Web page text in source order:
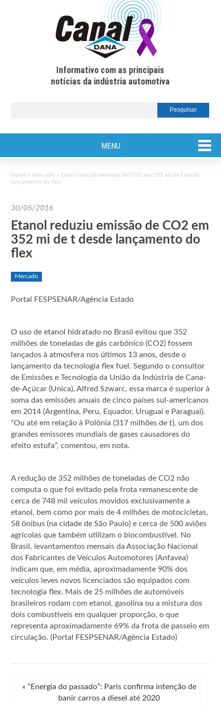
Informativo com as principais
notícias da indústria automotiva
MENU
Home » Mercado » Etanol reduziu emissão de CO2 em 352 mi de t desde
lançamento do flex
30/05/2016
Etanol reduziu emissão de CO2 em
352 mi de t desde lançamento do
flex
Mercado
Portal FESPSENAR/Agência Estado
O uso de etanol hidratado no Brasil evitou que 352
milhões de toneladas de gás carbônico (CO2) fossem
lançados à atmosfera nos últimos 13 anos, desde o
lançamento da tecnologia flex fuel. Segundo o consultor
de Emissões e Tecnologia da União da Indústria de Cana-
de-Açúcar (Unica), Alfred Szwarc, essa marca é superior à
soma das emissões anuais de cinco países sul-americanos
em 2014 (Argentina, Peru, Equador, Uruguai e Paraguai).
“Ou até em relação à Polônia (317 milhões de t), um dos
grandes emissores mundiais de gases causadores do
efeito estufa”, comentou, em nota.
A redução de 352 milhões de toneladas de CO2 não
computa o que foi evitado pela frota remanescente de
cerca de 748 mil veículos movidos exclusivamente a
etanol, bem como por mais de 4 milhões de motocicletas,
58 ônibus (na cidade de São Paulo) e cerca de 500 aviões
agrícolas que também utilizam o biocombustível. No
Brasil, levantamentos mensais da Associação Nacional
dos Fabricantes de Veículos Automotores (Anfavea)
indicam que, em média, aproximadamente 90% dos
veículos leves novos licenciados são equipados com
tecnologia flex. Mais de 25 milhões de automóveis
brasileiros rodam com etanol, gasolina ou a mistura dos
dois combustíveis em qualquer proporção, o que
representa aproximadamente 69% da frota de passeio em
circulação. (Portal FESPSENAR/Agência Estado)
« “Energia do passado”: Paris confirma intenção de
banir carros a diesel até 2020